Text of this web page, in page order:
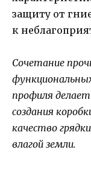
защиту от
к
Сочетание
профиля
создания
качество
влагой земли.